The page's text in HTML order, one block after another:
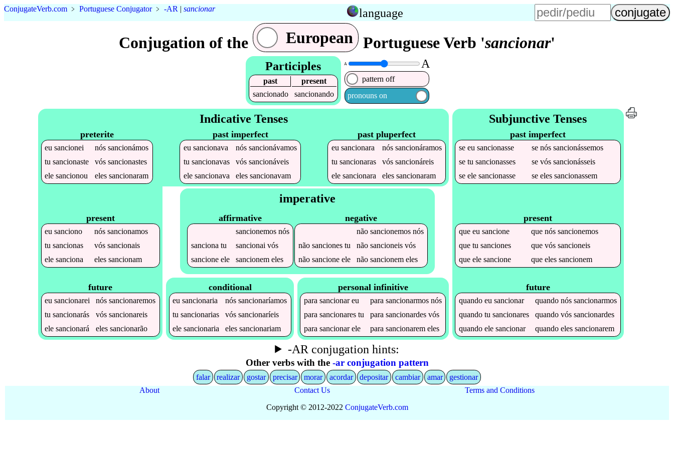
ConjugateVerb.com ﹥ Portuguese Conjugator﹥ -AR | sancionar language
Conjugation of the European Portuguese Verb 'sancionar'
Participles
past
present
sancionado
sancionando
A A
pattern off
pronouns on
Indicative Tenses
preterite
eusancionei nóssancionámos
tusancionaste vóssancionastes
elesancionou elessancionaram
past imperfect
eu sancionava nós sancionávamos
tu sancionavas vós sancionáveis
ele sancionava eles sancionavam
past pluperfect
eusancionara nóssancionáramos
tusancionaras vóssancionáreis
elesancionara elessancionaram
present
eusanciono nóssancionamos
tusancionas vóssancionais
elesanciona elessancionam
future
eusancionarei nóssancionaremos
tusancionarás vóssancionareis
elesancionará elessancionarão
imperative
affirmative
sancionemosnós
sanciona tu sancionai vós
sancioneele sancionemeles
negative
não sancionemosnós
não sancionestu não sancioneisvós
não sancioneele não sancionemeles
conditional
eusancionaria nóssancionaríamos
tusancionarias vóssancionaríeis
elesancionaria elessancionariam
personal infinitive
parasancionareu parasancionarmos nós
parasancionares tu parasancionardes vós
parasancionarele parasancionarem eles
Subjunctive Tenses
past imperfect
seeusancionasse senóssancionássemos
setusancionasses sevóssancionásseis
seelesancionasse seelessancionassem
present
queeusancione quenóssancionemos
quetusanciones quevóssancioneis
queelesancione queelessancionem
future
quandoeusancionar quandonóssancionarmos
quandotusancionares quandovóssancionardes
quandoelesancionar quandoelessancionarem
-AR conjugation hints:
Other verbs with the -ar conjugation pattern
falar realizar gostar precisar morar acordar depositar cambiar amar
gestionar
About
Contact Us
Terms and Conditions
Copyright © 2012-2022 ConjugateVerb.com